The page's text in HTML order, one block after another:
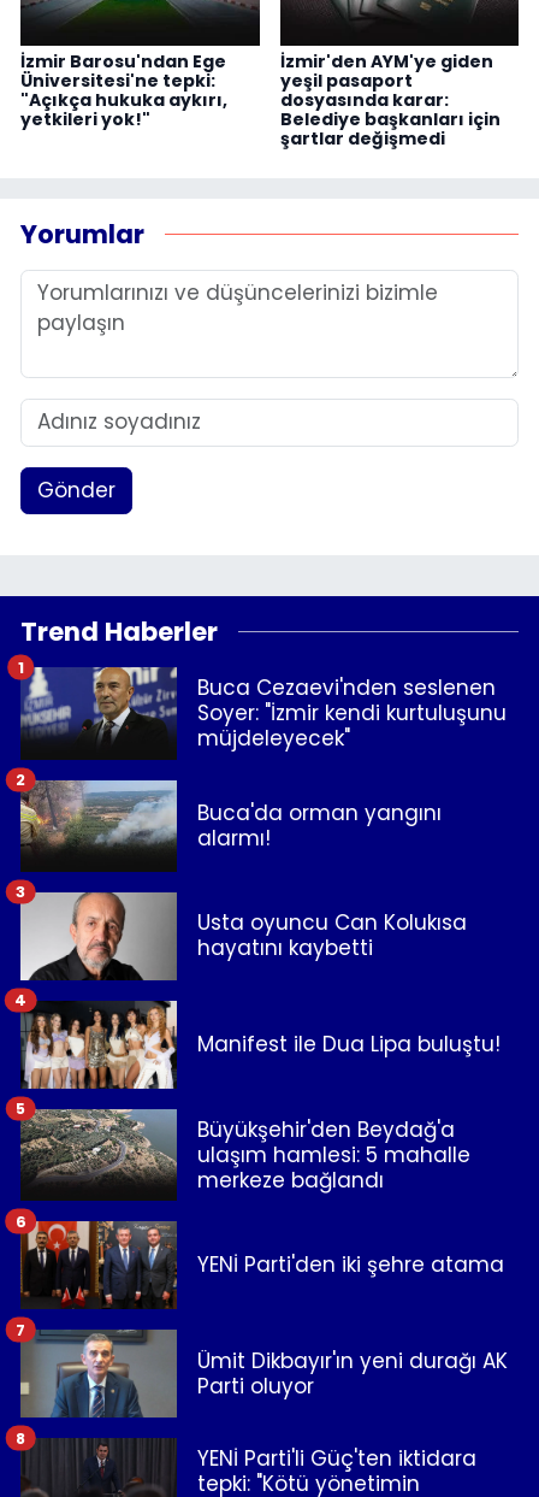
İzmir Barosu'ndan Ege
Üniversitesi'ne tepki:
"Açıkça hukuka aykırı,
yetkileri yok!"
İzmir'den AYM'ye giden
yeşil pasaport
dosyasında karar:
Belediye başkanları için
şartlar değişmedi
Yorumlar
Gönder
Trend Haberler
Buca Cezaevi'nden seslenen
Soyer: "İzmir kendi kurtuluşunu
müjdeleyecek"
1
Buca'da orman yangını
alarmı!
2
Usta oyuncu Can Kolukısa
hayatını kaybetti
3
Manifest ile Dua Lipa buluştu!
4
Büyükşehir'den Beydağ'a
ulaşım hamlesi: 5 mahalle
merkeze bağlandı
5
YENİ Parti'den iki şehre atama
6
Ümit Dikbayır'ın yeni durağı AK
Parti oluyor
7
YENİ Parti'li Güç'ten iktidara
tepki: "Kötü yönetimin
8